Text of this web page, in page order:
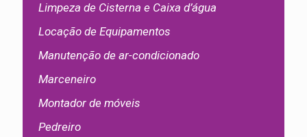
Limpeza de Cisterna e Caixa d’água
Locação de Equipamentos
Manutenção de ar-condicionado
Marceneiro
Montador de móveis
Pedreiro